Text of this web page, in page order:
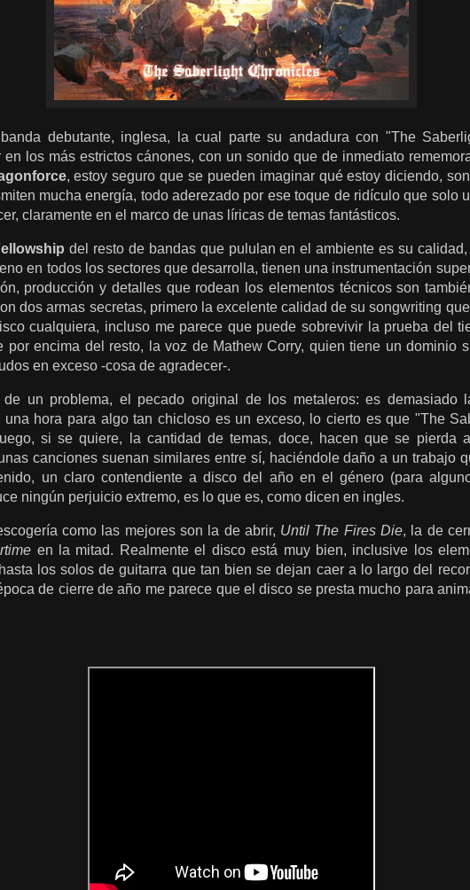
debutante, inglesa, la cual parte su andadura con "The
en los más estrictos cánones, con un sonido que de inmediato
, estoy seguro que se pueden imaginar qué estoy diciendo,
mucha energía, todo aderezado por ese toque de ridículo que solo
claramente en el marco de unas líricas de temas fantásticos.
del resto de bandas que pululan en el ambiente es su
en todos los sectores que desarrolla, tienen una instrumentación
producción y detalles que rodean los elementos técnicos son
dos armas secretas, primero la excelente calidad de su songwriting
cualquiera, incluso me parece que puede sobrevivir la prueba del
por encima del resto, la voz de Mathew Corry, quien tiene un dominio
en exceso -cosa de agradecer-.
un problema, el pecado original de los metaleros: es demasiado
una hora para algo tan chicloso es un exceso, lo cierto es que "The
si se quiere, la cantidad de temas, doce, hacen que se pierda
canciones suenan similares entre sí, haciéndole daño a un trabajo
un claro contendiente a disco del año en el género (para
ningún perjuicio extremo, es lo que es, como dicen en ingles.
como las mejores son la de abrir, Until The Fires Die, la de
en la mitad. Realmente el disco está muy bien, inclusive los
los solos de guitarra que tan bien se dejan caer a lo largo del
de cierre de año me parece que el disco se presta mucho para